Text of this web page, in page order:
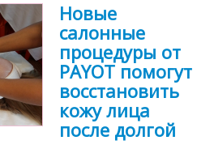
Новые
салонные
процедуры от
PAYOT помогут
восстановить
кожу лица
после долгой